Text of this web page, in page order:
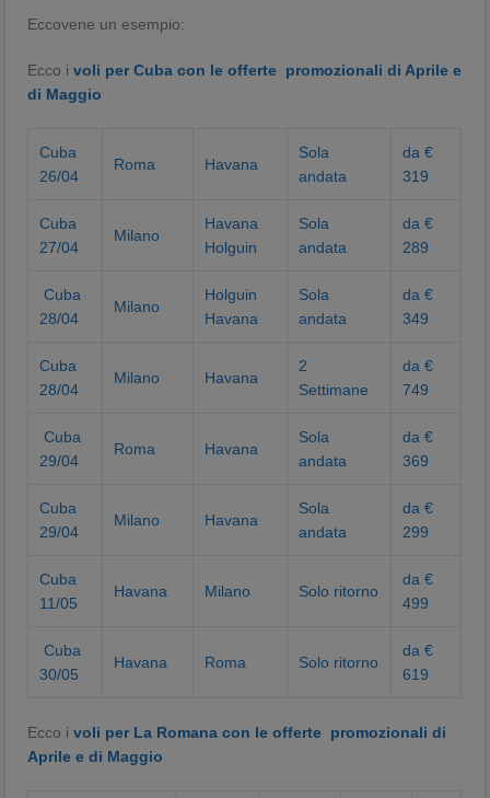
Eccovene un esempio:
Ecco ivoli per Cuba con le offerte promozionali di Aprile e
di Maggio
Cuba
26/04
Roma Havana
Sola
andata
da €
319
Cuba
27/04
Milano
Havana
Holguin
Sola
andata
da €
289
Cuba
28/04
Milano
Holguin
Havana
Sola
andata
da €
349
Cuba
28/04
Milano Havana
2
Settimane
da €
749
Cuba
29/04
Roma Havana
Sola
andata
da €
369
Cuba
29/04
Milano Havana
Sola
andata
da €
299
Cuba
11/05
Havana Milano Solo ritorno
da €
499
Cuba
30/05
Havana Roma Solo ritorno
da €
619
Ecco i voli per La Romana con le offerte promozionali di
Aprile e di Maggio